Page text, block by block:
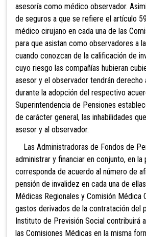
asesoría como médico observador.
de seguros a que se refiere el artículo
médico cirujano en cada una de las
para que asistan como observadores a
cuando conozcan de la calificación de
cuyo riesgo las compañías hubieran
asesor y el observador tendrán
durante la adopción del respectivo
Superintendencia de Pensiones
de carácter general, las inhabilidades
asesor y al observador.
Las Administradoras de Fondos de
administrar y financiar en conjunto, en la
corresponda de acuerdo al número de
pensión de invalidez en cada una de
Médicas Regionales y Comisión Médica
gastos derivados de la contratación del
Instituto de Previsión Social contribuirá
las Comisiones Médicas en la misma